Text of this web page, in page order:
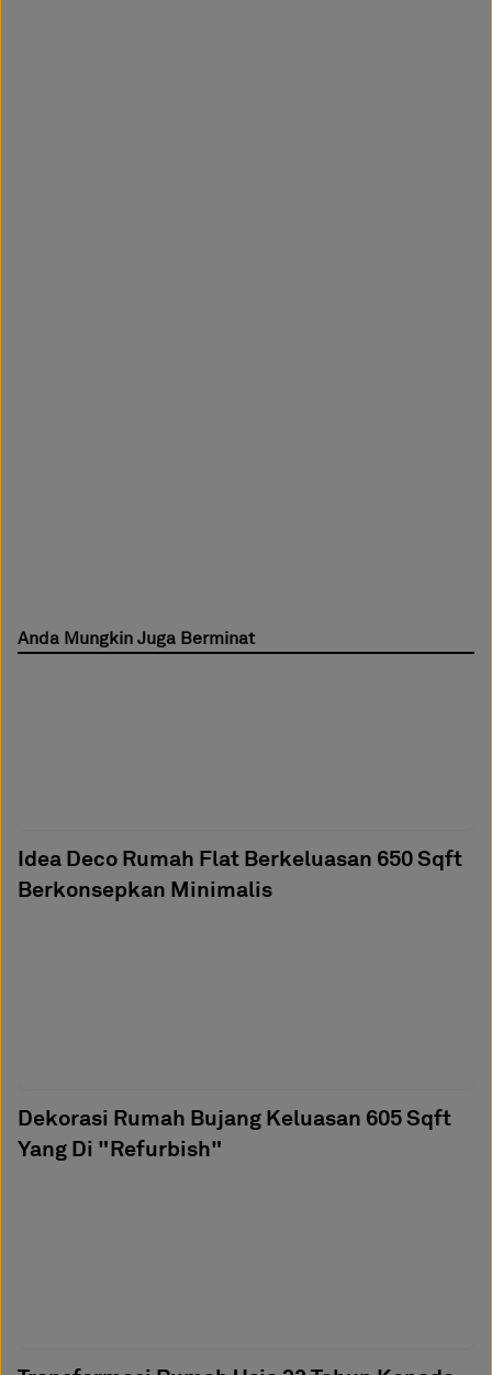
Anda Mungkin Juga Berminat
Idea Deco Rumah Flat Berkeluasan 650 Sqft
Berkonsepkan Minimalis
Dekorasi Rumah Bujang Keluasan 605 Sqft
Yang Di "Refurbish"